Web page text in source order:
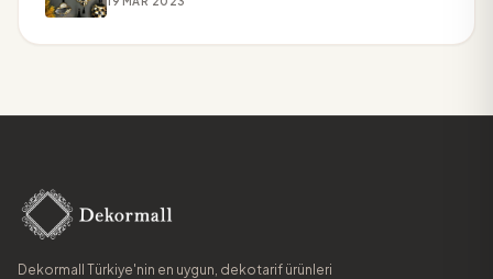
Dekormall Türkiye'nin en uygun, dekotarif ürünleri